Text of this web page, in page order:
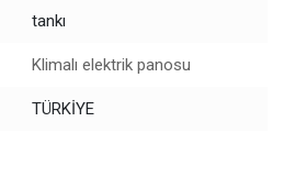
tankı
Klimalı elektrik panosu
TÜRKİYE